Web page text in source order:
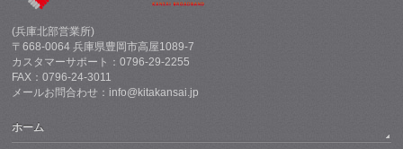
(兵庫北部営業所)
〒668-0064 兵庫県豊岡市高屋1089-7
カスタマーサポート：0796-29-2255
FAX：0796-24-3011
メールお問合わせ：info@kitakansai.jp
ホーム